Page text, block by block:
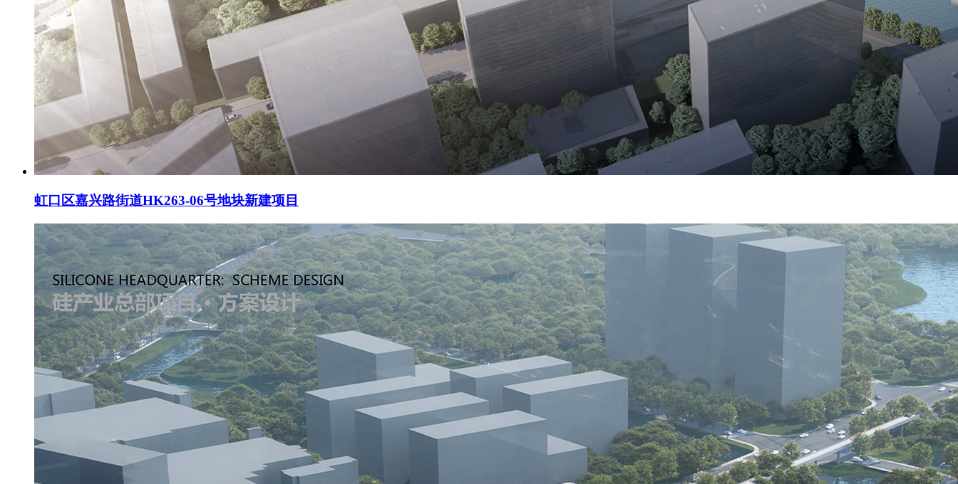
虹口区嘉兴路街道HK263-06号地块新建项目